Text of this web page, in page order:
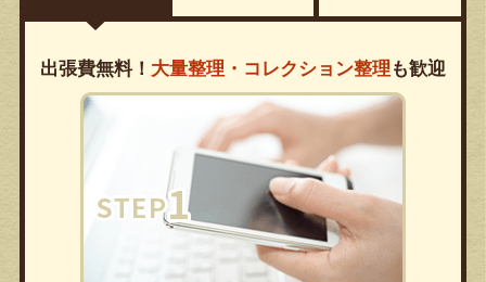
出張費無料！ 大量整理・コレクション整理 も歓迎